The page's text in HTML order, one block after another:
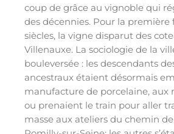
coup de grâce au vignoble qui
des décennies. Pour la première
siècles, la vigne disparut des
Villenauxe. La sociologie de la
bouleversée : les descendants
ancestraux étaient désormais
manufacture de porcelaine, aux
ou prenaient le train pour aller
masse aux ateliers du chemin de